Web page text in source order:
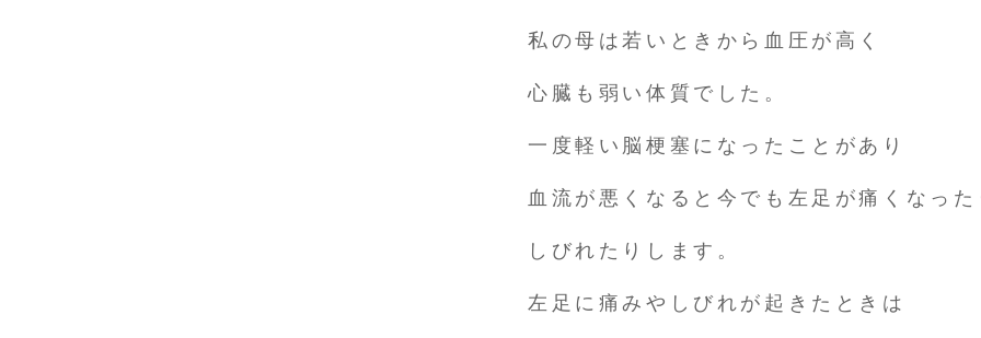
私の母は若いときから血圧が高く
心臓も弱い体質でした。
一度軽い脳梗塞になったことがあり
血流が悪くなると今でも左足が痛くなっ
しびれたりします。
左足に痛みやしびれが起きたときは